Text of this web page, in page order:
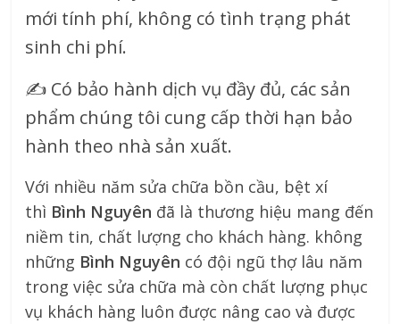
mới tính phí, không có tình trạng phát
sinh chi phí.
✍ Có bảo hành dịch vụ đầy đủ, các sản
phẩm chúng tôi cung cấp thời hạn bảo
hành theo nhà sản xuất.
Với nhiều năm sửa chữa bồn cầu, bệt xí
thì Bình Nguyên đã là thương hiệu mang đến
niềm tin, chất lượng cho khách hàng. không
những Bình Nguyên có đội ngũ thợ lâu năm
trong việc sửa chữa mà còn chất lượng phục
vụ khách hàng luôn được nâng cao và được